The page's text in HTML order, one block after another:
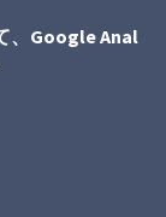
、Google Anal